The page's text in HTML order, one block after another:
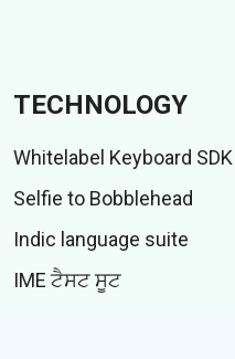
TECHNOLOGY
Whitelabel Keyboard SDK
Selfie to Bobblehead
Indic language suite
IME ਟੈਸਟ ਸੂਟ